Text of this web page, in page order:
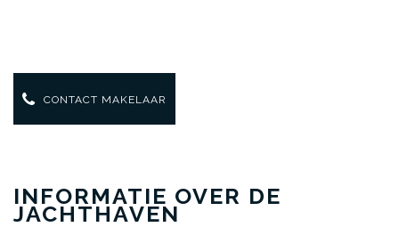
CONTACT MAKELAAR
INFORMATIE OVER DE
JACHTHAVEN